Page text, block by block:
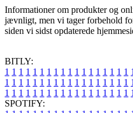
Informationer om produkter og
jævnligt, men vi tager forbehold
siden vi sidst opdaterede
BITLY:
1 1 1 1 1 1 1 1 1 1 1 1 1 1 1 1 1 1 1
1 1 1 1 1 1 1 1 1 1 1 1 1 1 1 1 1 1 1
1 1 1 1 1 1 1 1 1 1 1 1 1 1 1 1 1 1 1
SPOTIFY: